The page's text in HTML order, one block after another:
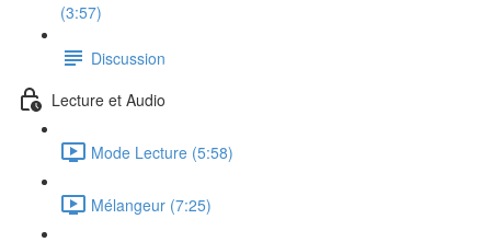
(3:57)
Discussion
Lecture et Audio
Mode Lecture (5:58)
Mélangeur (7:25)